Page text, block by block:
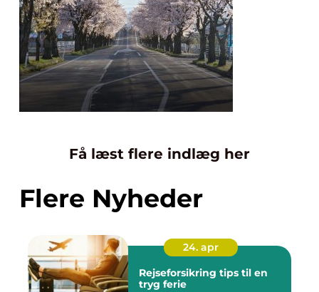
Få læst flere indlæg her
Flere Nyheder
24. apr
Rejseforsikring tips til en
tryg ferie